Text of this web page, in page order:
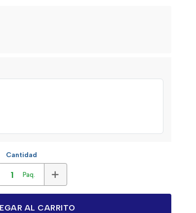
Cantidad
Paq.
AL CARRITO